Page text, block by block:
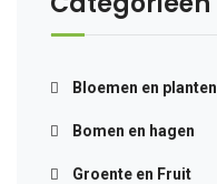
Bloemen en planten
Bomen en hagen
Groente en Fruit